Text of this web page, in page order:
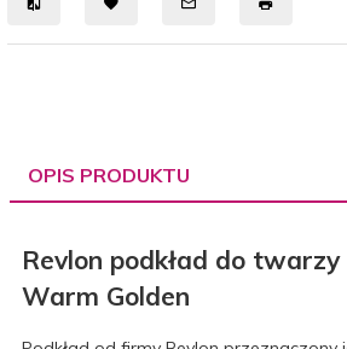
OPIS PRODUKTU
Revlon podkład do
Warm Golden